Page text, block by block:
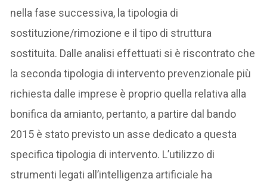
nella fase successiva, la tipologia di
sostituzione/rimozione e il tipo di struttura
sostituita. Dalle analisi effettuati si è riscontrato che
la seconda tipologia di intervento prevenzionale più
richiesta dalle imprese è proprio quella relativa alla
bonifica da amianto, pertanto, a partire dal bando
2015 è stato previsto un asse dedicato a questa
specifica tipologia di intervento. L’utilizzo di
strumenti legati all’intelligenza artificiale ha